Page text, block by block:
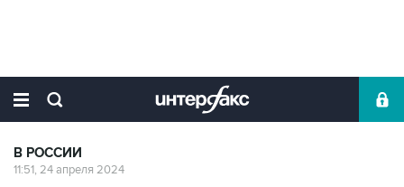
В РОССИИ
11:51, 24 апреля 2024